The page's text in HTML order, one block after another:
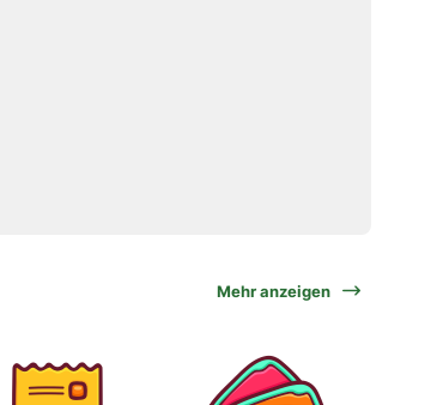
Mehr anzeigen